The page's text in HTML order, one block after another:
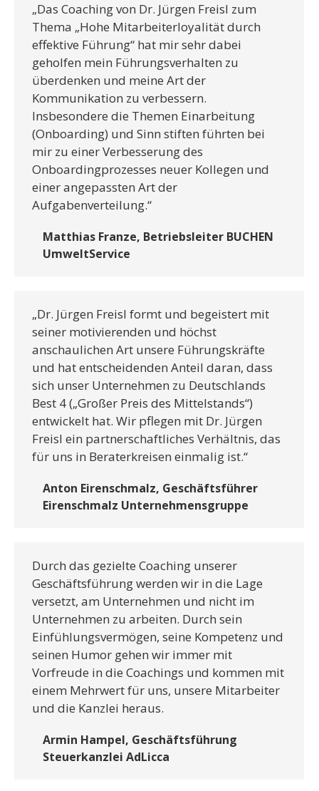
„Das Coaching von Dr. Jürgen Freisl zum
Thema „Hohe Mitarbeiterloyalität durch
effektive Führung“ hat mir sehr dabei
geholfen mein Führungsverhalten zu
überdenken und meine Art der
Kommunikation zu verbessern.
Insbesondere die Themen Einarbeitung
(Onboarding) und Sinn stiften führten bei
mir zu einer Verbesserung des
Onboardingprozesses neuer Kollegen und
einer angepassten Art der
Aufgabenverteilung.“
Matthias Franze, Betriebsleiter BUCHEN
UmweltService
„Dr. Jürgen Freisl formt und begeistert mit
seiner motivierenden und höchst
anschaulichen Art unsere Führungskräfte
und hat entscheidenden Anteil daran, dass
sich unser Unternehmen zu Deutschlands
Best 4 („Großer Preis des Mittelstands“)
entwickelt hat. Wir pflegen mit Dr. Jürgen
Freisl ein partnerschaftliches Verhältnis, das
für uns in Beraterkreisen einmalig ist.“
Anton Eirenschmalz, Geschäftsführer
Eirenschmalz Unternehmensgruppe
Durch das gezielte Coaching unserer
Geschäftsführung werden wir in die Lage
versetzt, am Unternehmen und nicht im
Unternehmen zu arbeiten. Durch sein
Einfühlungsvermögen, seine Kompetenz und
seinen Humor gehen wir immer mit
Vorfreude in die Coachings und kommen mit
einem Mehrwert für uns, unsere Mitarbeiter
und die Kanzlei heraus.
Armin Hampel, Geschäftsführung
Steuerkanzlei AdLicca